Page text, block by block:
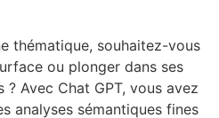
thématique, souhaitez-vous
ou plonger dans ses
Avec Chat GPT, vous avez
analyses sémantiques fines